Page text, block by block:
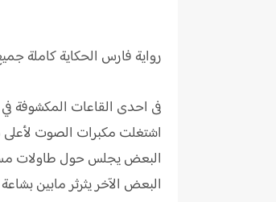
روايةفارس الحكاية كاملة
فى احدى القاعات المكشوفة في
اشتغلت مكبرات الصوت لأعلى
البعض يجلس حول طاولات
البعض الآخر يثرثر مابين